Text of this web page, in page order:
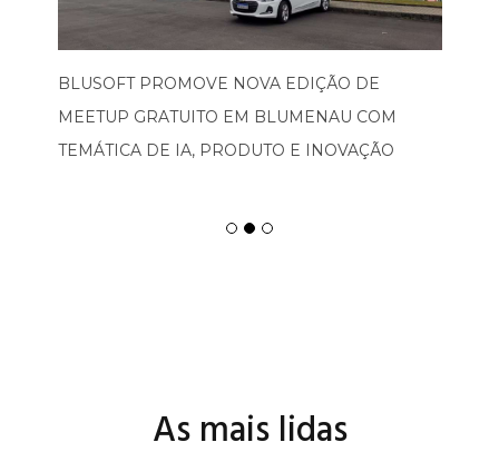
BLUSOFT PROMOVE NOVA EDIÇÃO DE
MEETUP GRATUITO EM BLUMENAU COM
TEMÁTICA DE IA, PRODUTO E INOVAÇÃO
As mais lidas